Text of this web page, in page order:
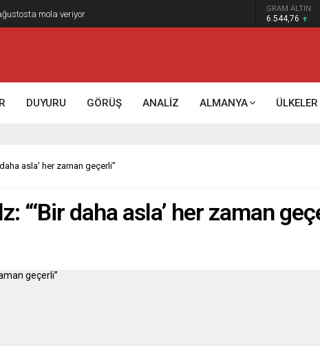
mola veriyor GRAM ALTIN
6.544,76
DUYURU GÖRÜŞ ANALİZ ALMANYA ÜLKELER
asla’ her zaman geçerli”
“‘Bir daha asla’ her zaman